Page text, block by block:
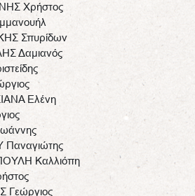
Χρήστος
Σπυρίδων
Δαμιανός
Ελένη
Καλλιόπη